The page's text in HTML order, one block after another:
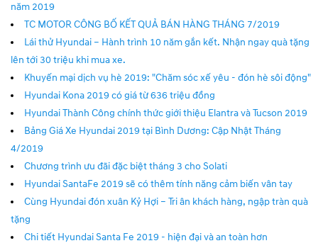
năm 2019
TC MOTOR CÔNG BỐ KẾT QUẢ BÁN HÀNG THÁNG 7/2019
Lái thử Hyundai – Hành trình 10 năm gắn kết. Nhận ngay quà tặng
lên tới 30 triệu khi mua xe.
Khuyến mại dịch vụ hè 2019: "Chăm sóc xế yêu - đón hè sôi động"
Hyundai Kona 2019 có giá từ 636 triệu đồng
Hyundai Thành Công chính thức giới thiệu Elantra và Tucson 2019
Bảng Giá Xe Hyundai 2019 tại Bình Dương: Cập Nhật Tháng
4/2019
Chương trình ưu đãi đặc biệt tháng 3 cho Solati
Hyundai SantaFe 2019 sẽ có thêm tính năng cảm biến vân tay
Cùng Hyundai đón xuân Kỷ Hợi – Tri ân khách hàng, ngập tràn quà
tặng
Chi tiết Hyundai Santa Fe 2019 - hiện đại và an toàn hơn